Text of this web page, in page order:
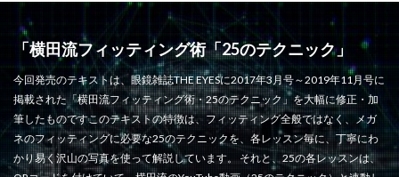
「横田流フィッティング術「25のテクニック」
今回発売のテキストは、眼鏡雑誌THE EYESに2017年3月号～2019年11月号に
掲載された「横田流フィッティング術・25のテクニック」を大幅に修正・加
筆したものですこのテキストの特徴は、フィッティング全般ではなく、メガ
ネのフィッティングに必要な25のテクニックを、各レッスン毎に、丁寧にわ
かり易く沢山の写真を使って解説しています。 それと、25の各レッスンは、